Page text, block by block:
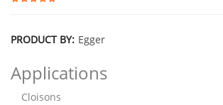
PRODUCT BY: Egger
Applications
Cloisons